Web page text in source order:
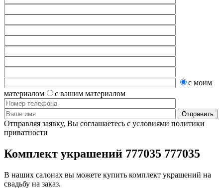
с моим
материалом
с вашим материалом
Отправляя заявку, Вы соглашаетесь с условиями политики
приватности
Комплект украшений 777035 777035
В наших салонах вы можете купить комплект украшений на
свадьбу на заказ.